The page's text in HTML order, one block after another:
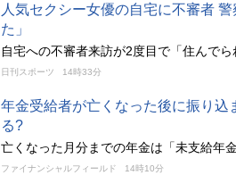
人気セクシー女優の自宅に不審者
た」
自宅への不審者来訪が2度目で「住んで
日刊スポーツ 14時33分
年金受給者が亡くなった後に振り
る?
亡くなった月分までの年金は「未支給年
ファイナンシャルフィールド 14時10分